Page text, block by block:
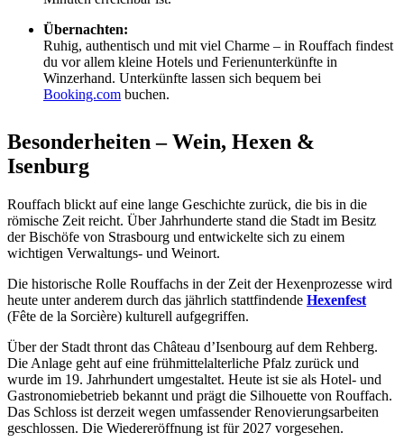
Übernachten:
Ruhig, authentisch und mit viel Charme – in Rouffach findest
du vor allem kleine Hotels und Ferienunterkünfte in
Winzerhand. Unterkünfte lassen sich bequem bei
Booking.com buchen.
Besonderheiten – Wein, Hexen &
Isenburg
Rouffach blickt auf eine lange Geschichte zurück, die bis in die
römische Zeit reicht. Über Jahrhunderte stand die Stadt im Besitz
der Bischöfe von Strasbourg und entwickelte sich zu einem
wichtigen Verwaltungs- und Weinort.
Die historische Rolle Rouffachs in der Zeit der Hexenprozesse wird
heute unter anderem durch das jährlich stattfindende Hexenfest
(Fête de la Sorcière) kulturell aufgegriffen.
Über der Stadt thront das Château d’Isenbourg auf dem Rehberg.
Die Anlage geht auf eine frühmittelalterliche Pfalz zurück und
wurde im 19. Jahrhundert umgestaltet. Heute ist sie als Hotel- und
Gastronomiebetrieb bekannt und prägt die Silhouette von Rouffach.
Das Schloss ist derzeit wegen umfassender Renovierungsarbeiten
geschlossen. Die Wiedereröffnung ist für 2027 vorgesehen.